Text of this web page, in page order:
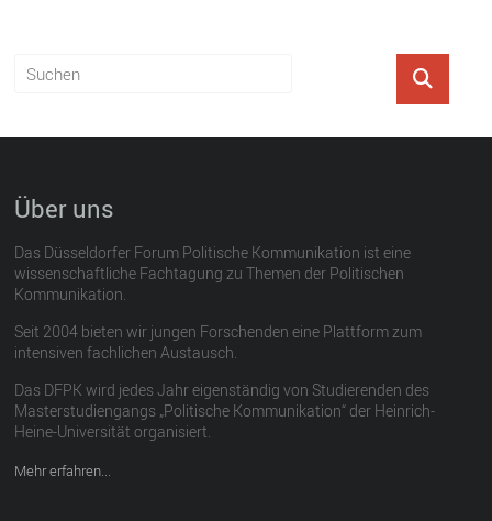
Über uns
Das Düsseldorfer Forum Politische Kommunikation ist eine
wissenschaftliche Fachtagung zu Themen der Politischen
Kommunikation.
Seit 2004 bieten wir jungen Forschenden eine Plattform zum
intensiven fachlichen Austausch.
Das DFPK wird jedes Jahr eigenständig von Studierenden des
Masterstudiengangs „Politische Kommunikation“ der Heinrich-
Heine-Universität organisiert.
Mehr erfahren...